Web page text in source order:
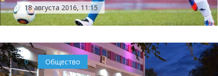
18 августа 2016, 11:15
0 Общество